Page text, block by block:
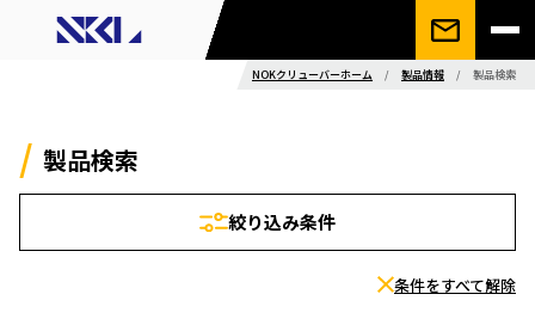
NOKクリューバーホーム / 製品情報 / 製品検索
製品検索
絞り込み条件
条件をすべて解除